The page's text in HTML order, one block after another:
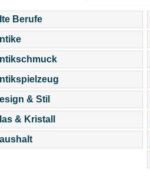
Berufe
& Stil
& Kristall